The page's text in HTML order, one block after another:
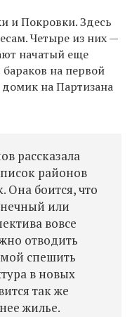
и Покровки. Здесь
Четыре из них —
начатый еще
на первой
на Партизана
рассказала
районов
Она боится, что
или
вовсе
отводить
спешить
в новых
так же
жилье.